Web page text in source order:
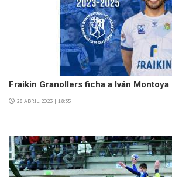
Fraikin Granollers ficha a Iván Montoya
28 ABRIL 2023 | 18:35